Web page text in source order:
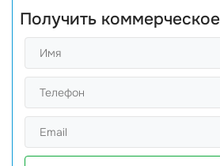
Получить